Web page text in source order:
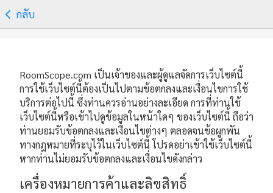
กลับ
RoomScope.com เป็นเจ้าของและผู้ดูแลจัดการเว็บไซต์นี้
การใช้เว็บไซต์นี้ต้องเป็นไปตามข้อตกลงและเงื่อนไขการใช้
บริการต่อไปนี้ ซึ่งท่านควรอ่านอย่างละเอียด การที่ท่านใช้
เว็บไซต์นี้หรือเข้าไปดูข้อมูลในหน้าใดๆ ของเว็บไซต์นี้ ถือว่า
ท่านยอมรับข้อตกลงและเงื่อนไขต่างๆ ตลอดจนข้อผูกพัน
ทางกฎหมายที่ระบุไว้ในเว็บไซต์นี้ โปรดอย่าเข้าใช้เว็บไซต์นี้
หากท่านไม่ยอมรับข้อตกลงและเงื่อนไขดังกล่าว
เครื่องหมายการค้าและลิขสิทธิ์